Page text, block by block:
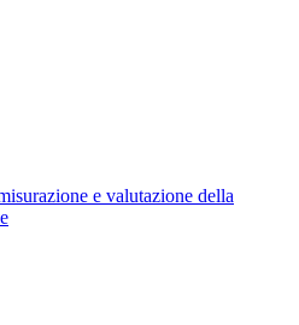
e valutazione della